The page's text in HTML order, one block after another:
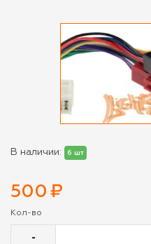
В наличии: 6 шт
500 ₽
Кол-во
-